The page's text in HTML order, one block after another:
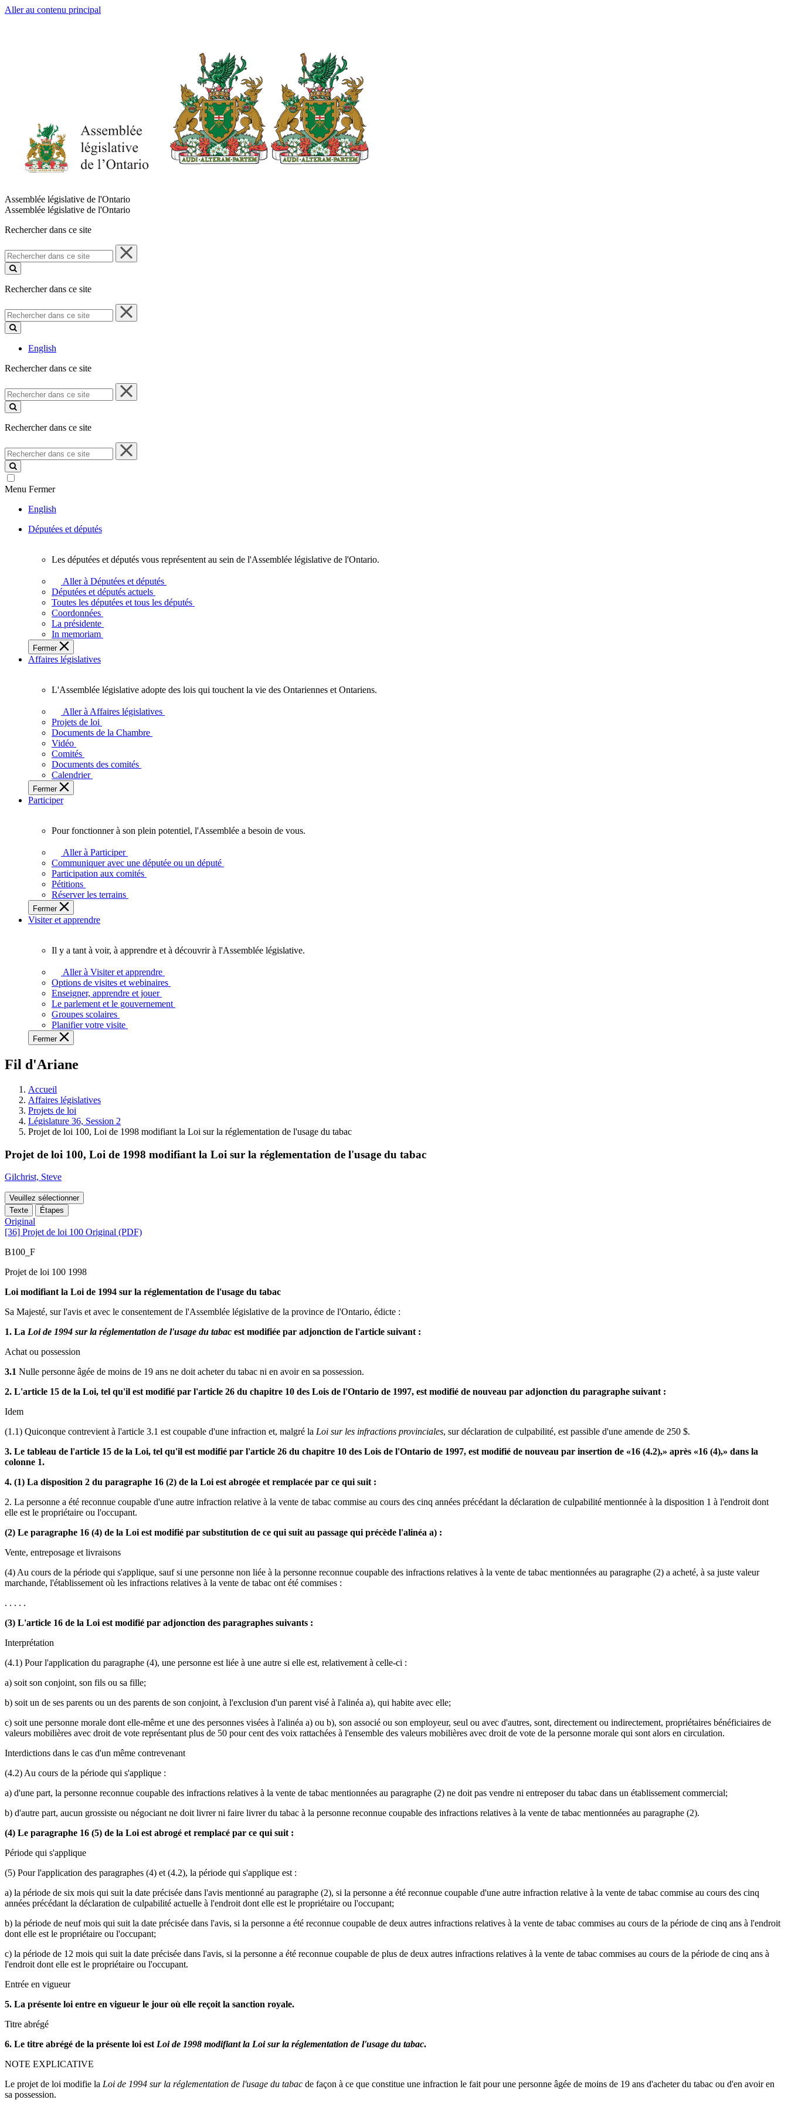
Aller au contenu principal
Assemblée législative de l'Ontario
Assemblée législative de l'Ontario
Rechercher dans ce site
Rechercher
dans
ce
Rechercher dans ce site
Rechercher
dans
ce
English
Rechercher dans ce site
Rechercher
dans
ce
Rechercher dans ce site
Rechercher
dans
ce
site
Menu Fermer
English
Députées et députés
députées
députés
vous
représentent
sein
de
l'Assemblée
l'Ontario.
Les députées et députés vous représentent au sein de l'Assemblée législative de l'Ontario.
Aller à Députées et députés
Députées et députés actuels
Toutes les députées et tous les députés
Coordonnées
La présidente
In memoriam
Fermer
Affaires législatives
législative
adopte
touchent
vie
des
Ontariennes
Ontariens.
L'Assemblée législative adopte des lois qui touchent la vie des Ontariennes et Ontariens.
Aller à Affaires législatives
Projets de loi
Documents de la Chambre
Vidéo
Comités
Documents des comités
Calendrier
Fermer
Participer
fonctionner
plein
potentiel,
l'Assemblée
a
besoin
Pour fonctionner à son plein potentiel, l'Assemblée a besoin de vous.
Aller à Participer
Communiquer avec une députée ou un député
Participation aux comités
Pétitions
Réserver les terrains
Fermer
Visiter et apprendre
voir,
apprendre
et
découvrir
l'Assemblée
législative.
Il y a tant à voir, à apprendre et à découvrir à l'Assemblée législative.
Aller à Visiter et apprendre
Options de visites et webinaires
Enseigner, apprendre et jouer
Le parlement et le gouvernement
Groupes scolaires
Planifier votre visite
Fermer
Fil d'Ariane
Accueil
Affaires législatives
Projets de loi
Législature 36, Session 2
Projet de loi 100, Loi de 1998 modifiant la Loi sur la réglementation de l'usage du tabac
Projet de loi 100, Loi de 1998 modifiant la Loi sur la réglementation de l'usage du tabac
Gilchrist, Steve
Veuillez sélectionner
Texte
Étapes
Original
[36] Projet de loi 100 Original (PDF)
B100_F
Projet de loi 100 1998
Loi modifiant la Loi de 1994 sur la réglementation de l'usage du tabac
Sa Majesté, sur l'avis et avec le consentement de l'Assemblée législative de la province de l'Ontario, édicte :
1. La Loi de 1994 sur la réglementation de l'usage du tabac est modifiée par adjonction de l'article suivant :
Achat ou possession
3.1 Nulle personne âgée de moins de 19 ans ne doit acheter du tabac ni en avoir en sa possession.
2. L'article 15 de la Loi, tel qu'il est modifié par l'article 26 du chapitre 10 des Lois de l'Ontario de 1997, est modifié de nouveau par adjonction du paragraphe suivant :
Idem
(1.1) Quiconque contrevient à l'article 3.1 est coupable d'une infraction et, malgré la Loi sur les infractions provinciales, sur déclaration de culpabilité, est passible d'une amende de 250 $.
3. Le tableau de l'article 15 de la Loi, tel qu'il est modifié par l'article 26 du chapitre 10 des Lois de l'Ontario de 1997, est modifié de nouveau par insertion de «16 (4.2),» après «16 (4),» dans la
colonne 1.
4. (1) La disposition 2 du paragraphe 16 (2) de la Loi est abrogée et remplacée par ce qui suit :
2. La personne a été reconnue coupable d'une autre infraction relative à la vente de tabac commise au cours des cinq années précédant la déclaration de culpabilité mentionnée à la disposition 1 à l'endroit dont
elle est le propriétaire ou l'occupant.
(2) Le paragraphe 16 (4) de la Loi est modifié par substitution de ce qui suit au passage qui précède l'alinéa a) :
Vente, entreposage et livraisons
(4) Au cours de la période qui s'applique, sauf si une personne non liée à la personne reconnue coupable des infractions relatives à la vente de tabac mentionnées au paragraphe (2) a acheté, à sa juste valeur
marchande, l'établissement où les infractions relatives à la vente de tabac ont été commises :
. . . . .
(3) L'article 16 de la Loi est modifié par adjonction des paragraphes suivants :
Interprétation
(4.1) Pour l'application du paragraphe (4), une personne est liée à une autre si elle est, relativement à celle-ci :
a) soit son conjoint, son fils ou sa fille;
b) soit un de ses parents ou un des parents de son conjoint, à l'exclusion d'un parent visé à l'alinéa a), qui habite avec elle;
c) soit une personne morale dont elle-même et une des personnes visées à l'alinéa a) ou b), son associé ou son employeur, seul ou avec d'autres, sont, directement ou indirectement, propriétaires bénéficiaires de
valeurs mobilières avec droit de vote représentant plus de 50 pour cent des voix rattachées à l'ensemble des valeurs mobilières avec droit de vote de la personne morale qui sont alors en circulation.
Interdictions dans le cas d'un même contrevenant
(4.2) Au cours de la période qui s'applique :
a) d'une part, la personne reconnue coupable des infractions relatives à la vente de tabac mentionnées au paragraphe (2) ne doit pas vendre ni entreposer du tabac dans un établissement commercial;
b) d'autre part, aucun grossiste ou négociant ne doit livrer ni faire livrer du tabac à la personne reconnue coupable des infractions relatives à la vente de tabac mentionnées au paragraphe (2).
(4) Le paragraphe 16 (5) de la Loi est abrogé et remplacé par ce qui suit :
Période qui s'applique
(5) Pour l'application des paragraphes (4) et (4.2), la période qui s'applique est :
a) la période de six mois qui suit la date précisée dans l'avis mentionné au paragraphe (2), si la personne a été reconnue coupable d'une autre infraction relative à la vente de tabac commise au cours des cinq
années précédant la déclaration de culpabilité actuelle à l'endroit dont elle est le propriétaire ou l'occupant;
b) la période de neuf mois qui suit la date précisée dans l'avis, si la personne a été reconnue coupable de deux autres infractions relatives à la vente de tabac commises au cours de la période de cinq ans à l'endroit
dont elle est le propriétaire ou l'occupant;
c) la période de 12 mois qui suit la date précisée dans l'avis, si la personne a été reconnue coupable de plus de deux autres infractions relatives à la vente de tabac commises au cours de la période de cinq ans à
l'endroit dont elle est le propriétaire ou l'occupant.
Entrée en vigueur
5. La présente loi entre en vigueur le jour où elle reçoit la sanction royale.
Titre abrégé
6. Le titre abrégé de la présente loi est Loi de 1998 modifiant la Loi sur la réglementation de l'usage du tabac.
NOTE EXPLICATIVE
Le projet de loi modifie la Loi de 1994 sur la réglementation de l'usage du tabac de façon à ce que constitue une infraction le fait pour une personne âgée de moins de 19 ans d'acheter du tabac ou d'en avoir en
sa possession.